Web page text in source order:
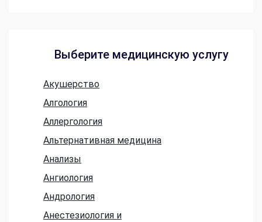
Выберите медицинскую услугу
Акушерство
Алгология
Аллергология
Альтернативная медицина
Анализы
Ангиология
Андрология
Анестезиология и